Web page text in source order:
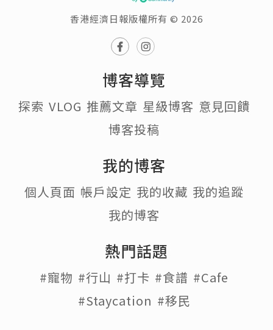
香港經濟日報版權所有 © 2026
博客導覽
探索 VLOG 推薦文章 星級博客 意見回饋
博客投稿
我的博客
個人頁面 帳戶設定 我的收藏 我的追蹤
我的博客
熱門話題
#寵物 #行山 #打卡 #食譜 #Cafe
#Staycation #移民